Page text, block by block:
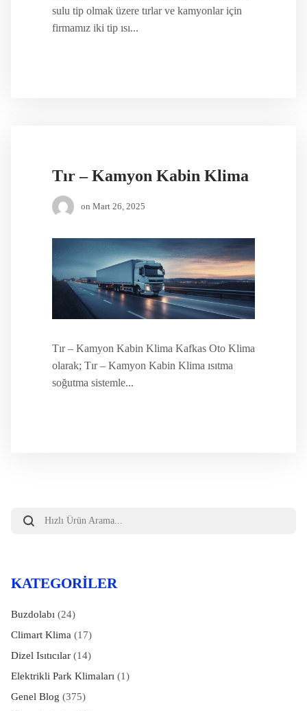
sulu tip olmak üzere tırlar ve kamyonlar için
firmamız iki tip ısı...
Tır – Kamyon Kabin Klima
on Mart 26, 2025
Tır – Kamyon Kabin Klima Kafkas Oto Klima
olarak; Tır – Kamyon Kabin Klima ısıtma
soğutma sistemle...
search
KATEGORILER
Buzdolabı(24)
Climart Klima(17)
Dizel Isıtıcılar(14)
Elektrikli Park Klimaları(1)
Genel Blog (375)